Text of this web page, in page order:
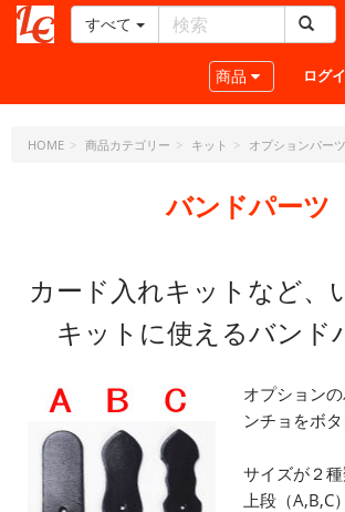
ー
ラ
ジ
ェ
すべて
Toggle navigation
商品 ログ
HOME 商品カテゴリー キット オプションパーツ
バンドパーツ
カード入れキットなど、
キットに使えるバンド
オプション
ンチョをボ
サイズが２
上段（A,B,C